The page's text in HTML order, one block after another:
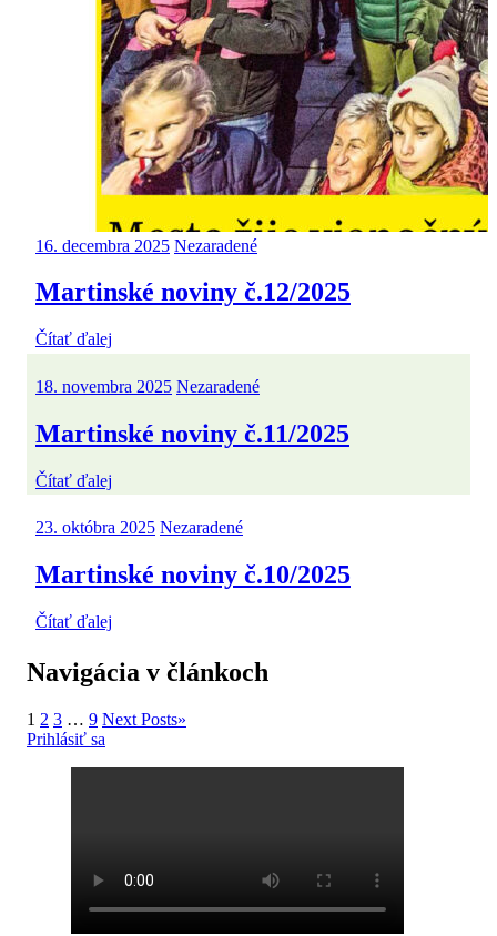
16. decembra 2025 Nezaradené
Martinské noviny č.12/2025
Čítať ďalej
18. novembra 2025 Nezaradené
Martinské noviny č.11/2025
Čítať ďalej
23. októbra 2025 Nezaradené
Martinské noviny č.10/2025
Čítať ďalej
Navigácia v článkoch
1 2 3 … 9 Next Posts»
Prihlásiť sa